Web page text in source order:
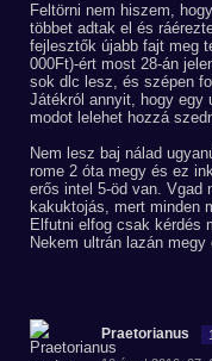
Feltörni nem hiszem,
többet adtak el és
fejlesztők újabb fajt meg
000Ft)-ért most 28-án
sok dlc lesz, és szépen
Játékról annyit, hogy egy
modot lelehet hozzá
Nem lesz baj nálad
rome 2 óta megy és ez
erős intel 5-öd van. Vgad
kakuktojás, mert minden
Elfutni elfog csak kérdés
Nekem ultrán lazán
Praetorianus